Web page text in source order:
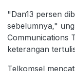
"Dan13 persen
sebelumnya,"
Communications
keterangan
Telkomsel